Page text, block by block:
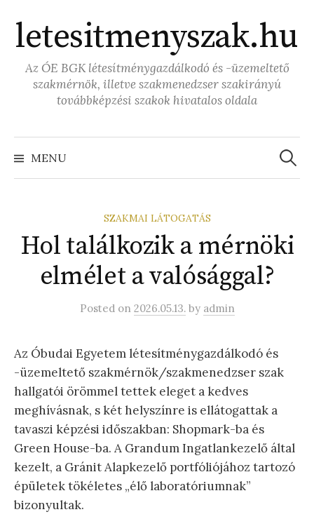
to
content
letesitmenyszak.hu
Az ÓE BGK létesítménygazdálkodó és -üzemeltető
szakmérnök, illetve szakmenedzser szakirányú
továbbképzési szakok hivatalos oldala
MENU
SZAKMAI LÁTOGATÁS
Hol találkozik a mérnöki
elmélet a valósággal?
Posted on 2026.05.13. by admin
Az Óbudai Egyetem létesítménygazdálkodó és
-üzemeltető szakmérnök/szakmenedzser szak
hallgatói örömmel tettek eleget a kedves
meghívásnak, s két helyszínre is ellátogattak a
tavaszi képzési időszakban: Shopmark-ba és
Green House-ba. A Grandum Ingatlankezelő által
kezelt, a Gránit Alapkezelő portfóliójához tartozó
épületek tökéletes „élő laboratóriumnak”
bizonyultak.